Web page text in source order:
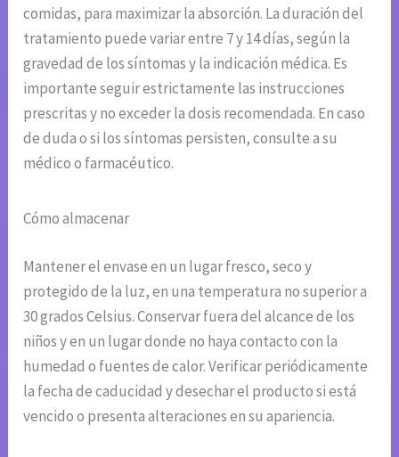
comidas, para maximizar la absorción. La duración del
tratamiento puede variar entre 7 y 14 días, según la
gravedad de los síntomas y la indicación médica. Es
importante seguir estrictamente las instrucciones
prescritas y no exceder la dosis recomendada. En caso
de duda o si los síntomas persisten, consulte a su
médico o farmacéutico.
Cómo almacenar
Mantener el envase en un lugar fresco, seco y
protegido de la luz, en una temperatura no superior a
30 grados Celsius. Conservar fuera del alcance de los
niños y en un lugar donde no haya contacto con la
humedad o fuentes de calor. Verificar periódicamente
la fecha de caducidad y desechar el producto si está
vencido o presenta alteraciones en su apariencia.